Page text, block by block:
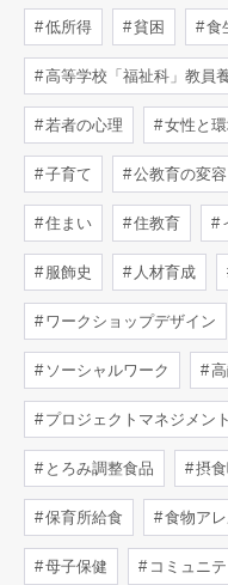
低所得 貧困 食
高等学校「福祉科」教員
若者の心理 女性と
子育て 公教育の変容
住まい 住教育
服飾史 人材育成
ワークショップデザイン
ソーシャルワーク 高
プロジェクトマネジメント
とろみ調整食品 摂食
保育所給食 食物アレ
母子保健 コミュニテ